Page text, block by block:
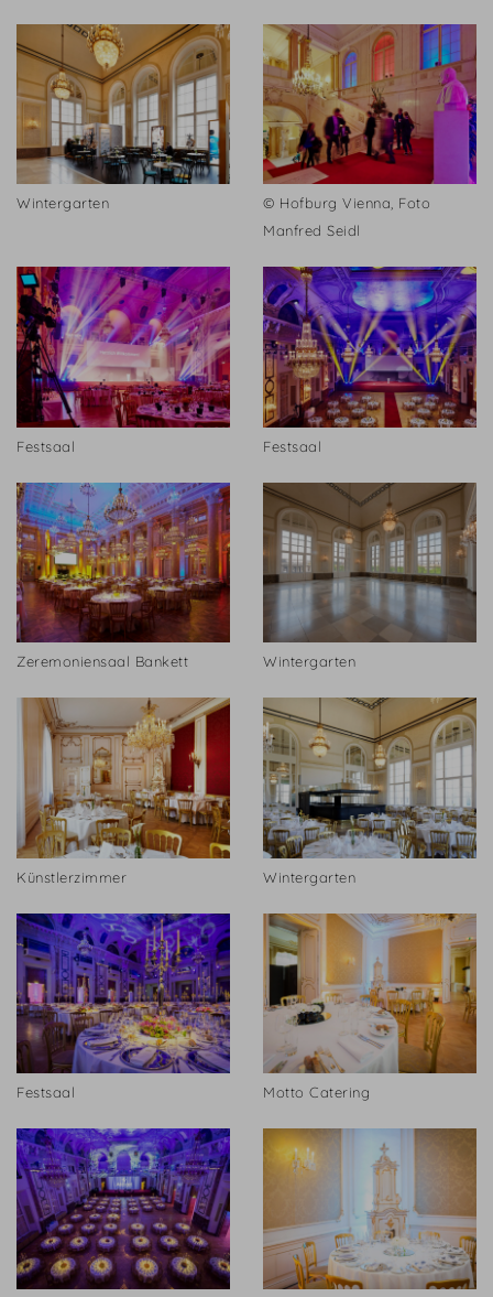
Wintergarten
© Hofburg Vienna, Foto
Manfred Seidl
Festsaal Festsaal
Zeremoniensaal Bankett Wintergarten
Künstlerzimmer Wintergarten
Festsaal Motto Catering